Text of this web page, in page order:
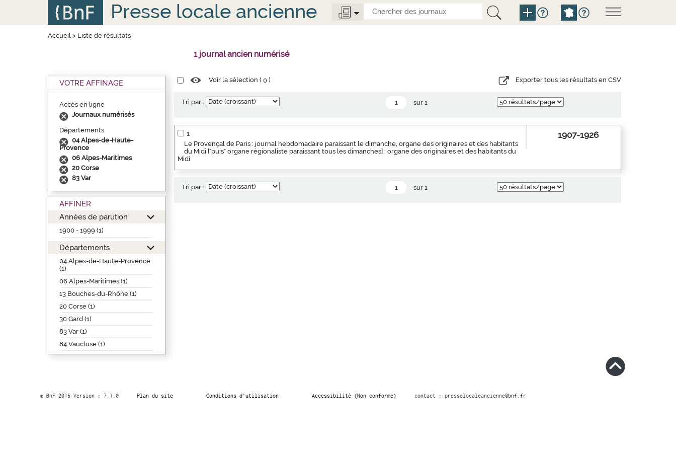
Presse locale ancienne
Accueil> Liste de résultats
1 journal ancien numérisé
VOTRE AFFINAGE
Accès en ligne
Journaux numérisés
Départements
04 Alpes-de-Haute-
Provence
06 Alpes-Maritimes
20 Corse
83 Var
AFFINER
Années de parution
1900 - 1999 (1)
Départements
04 Alpes-de-Haute-Provence
(1)
06 Alpes-Maritimes (1)
13 Bouches-du-Rhône (1)
20 Corse (1)
30 Gard (1)
83 Var (1)
84 Vaucluse (1)
Voir la sélection (0 ) Exporter tous les résultats en CSV
Tri par : sur 1
1
Le Provençal de Paris : journal hebdomadaire paraissant le dimanche, organe des originaires et des habitants
du Midi ["puis" organe régionaliste paraissant tous les dimanches] : organe des originaires et des habitants du
Midi
1907-1926
Tri par : sur 1
© BnF 2016 Version : 7.1.0 Plan du site Conditions d’utilisation Accessibilité (Non conforme) contact : presselocaleancienne@bnf.fr
Panneau de gestion des cookies